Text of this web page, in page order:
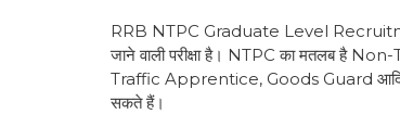
RRB NTPC Graduate Level
जाने वाली परीक्षा है। NTPC का मतलब है
Traffic Apprentice, Goods Guard आदि
सकते हैं।